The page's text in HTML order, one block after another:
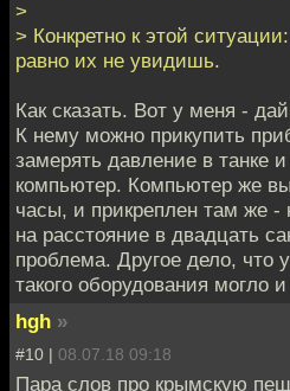
>
> Конкретно к этой
равно их не увидишь.
Как сказать. Вот у меня -
К нему можно прикупить
замерять давление в танке
компьютер. Компьютер же
часы, и прикреплен там же -
на расстояние в двадцать
проблема. Другое дело, что
такого оборудования могло
hgh »
#10 | 08.07.18 09:18
Пара слов про крымскую